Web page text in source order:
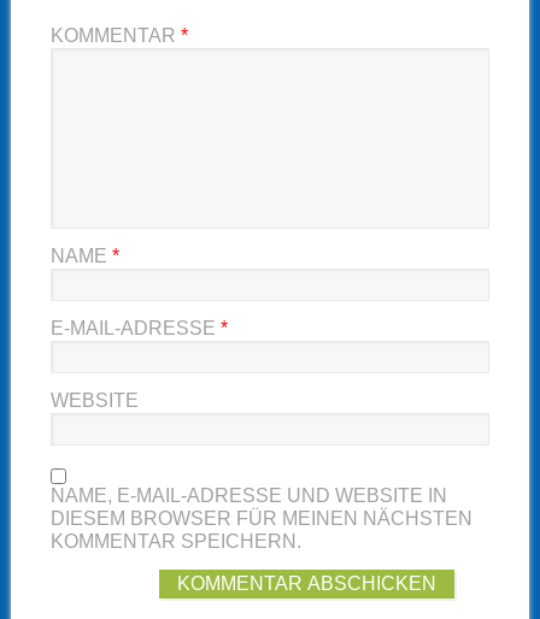
KOMMENTAR *
NAME *
E-MAIL-ADRESSE *
WEBSITE
NAME, E-MAIL-ADRESSE UND WEBSITE IN
DIESEM BROWSER FÜR MEINEN NÄCHSTEN
KOMMENTAR SPEICHERN.